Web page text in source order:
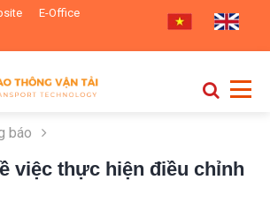
E-Office
báo
việc thực hiện điều chỉnh